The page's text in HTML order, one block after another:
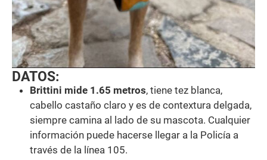
DATOS:
Brittini mide 1.65 metros, tiene tez blanca,
cabello castaño claro y es de contextura delgada,
siempre camina al lado de su mascota. Cualquier
información puede hacerse llegar a la Policía a
través de la línea 105.